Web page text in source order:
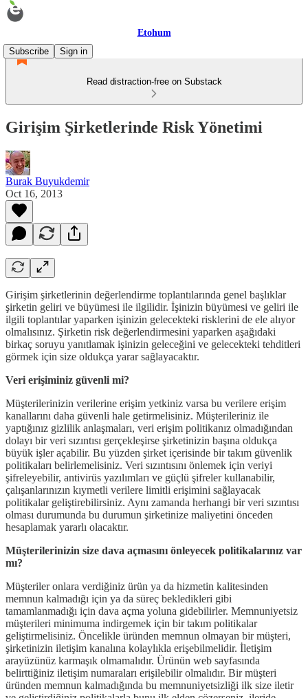
Etohum
Subscribe
Sign in
Read distraction-free on Substack
Girişim Şirketlerinde Risk Yönetimi
Burak Buyukdemir
Oct 16, 2013
Girişim şirketlerinin değerlendirme toplantılarında genel başlıklar
şirketin geliri ve büyümesi ile ilgilidir. İşinizin büyümesi ve geliri ile
ilgili toplantılar yaparken işinizin gelecekteki risklerini de ele alıyor
olmalısınız. Şirketin risk değerlendirmesini yaparken aşağıdaki
birkaç soruyu yanıtlamak işinizin geleceğini ve gelecekteki tehditleri
görmek için size oldukça yarar sağlayacaktır.
Veri erişiminiz güvenli mi?
Müşterilerinizin verilerine erişim yetkiniz varsa bu verilere erişim
kanallarını daha güvenli hale getirmelisiniz. Müşterileriniz ile
yaptığınız gizlilik anlaşmaları, veri erişim politikanız olmadığından
dolayı bir veri sızıntısı gerçekleşirse şirketinizin başına oldukça
büyük işler açabilir. Bu yüzden şirket içerisinde bir takım güvenlik
politikaları belirlemelisiniz. Veri sızıntısını önlemek için veriyi
şifreleyebilir, antivirüs yazılımları ve güçlü şifreler kullanabilir,
çalışanlarınızın kıymetli verilere limitli erişimini sağlayacak
politikalar geliştirebilirsiniz. Aynı zamanda herhangi bir veri sızıntısı
olması durumunda bu durumun şirketinize maliyetini önceden
hesaplamak yararlı olacaktır.
Müşterilerinizin size dava açmasını önleyecek politikalarınız var
mı?
Müşteriler onlara verdiğiniz ürün ya da hizmetin kalitesinden
memnun kalmadığı için ya da süreç bekledikleri gibi
tamamlanmadığı için dava açma yoluna gidebilirler. Memnuniyetsiz
müşterileri minimuma indirgemek için bir takım politikalar
geliştirmelisiniz. Öncelikle üründen memnun olmayan bir müşteri,
şirketinizin iletişim kanalına kolaylıkla erişebilmelidir. İletişim
arayüzünüz karmaşık olmamalıdır. Ürünün web sayfasında
belirttiğiniz iletişim numaraları erişilebilir olmalıdır. Bir müşteri
üründen memnun kalmadığında bu memnuniyetsizliği ilk size iletir